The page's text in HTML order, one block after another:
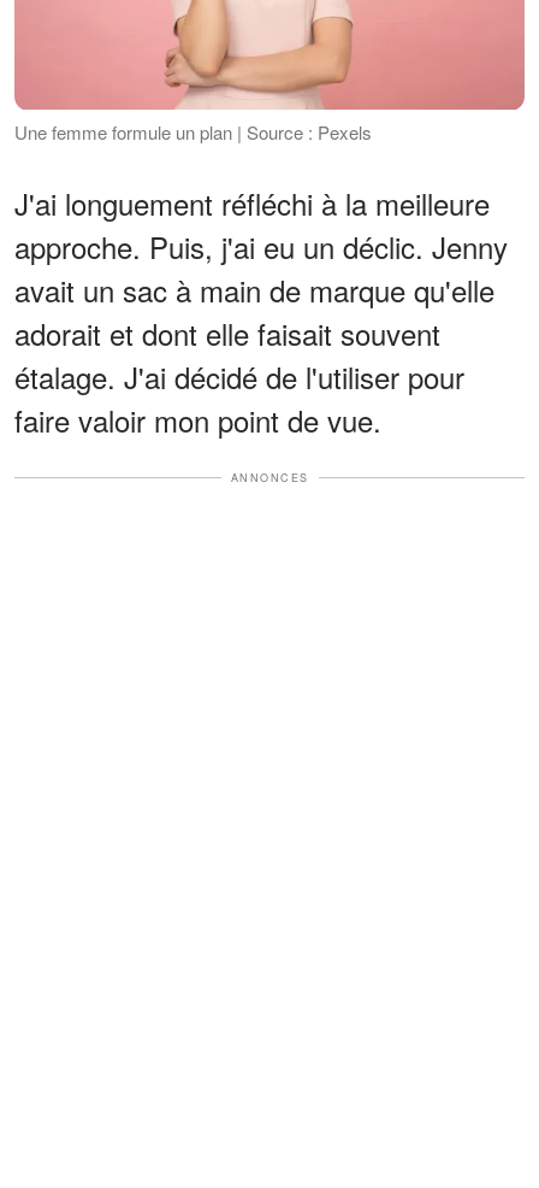
Une femme formule un plan | Source : Pexels
J'ai longuement réfléchi à la meilleure
approche. Puis, j'ai eu un déclic. Jenny
avait un sac à main de marque qu'elle
adorait et dont elle faisait souvent
étalage. J'ai décidé de l'utiliser pour
faire valoir mon point de vue.
ANNONCES